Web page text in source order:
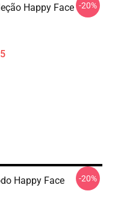
Happy Face -20%
Happy Face
-20%